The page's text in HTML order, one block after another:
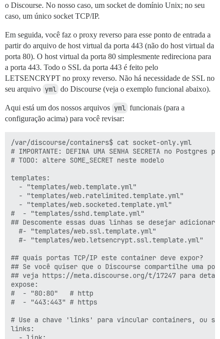
o Discourse. No nosso caso, um socket de domínio Unix; no seu
caso, um único socket TCP/IP.
Em seguida, você faz o proxy reverso para esse ponto de entrada a
partir do arquivo de host virtual da porta 443 (não do host virtual da
porta 80). O host virtual da porta 80 simplesmente redireciona para
a porta 443. Todo o SSL da porta 443 é feito pelo
LETSENCRYPT no proxy reverso. Não há necessidade de SSL no
seu arquivo yml do Discourse (veja o exemplo funcional abaixo).
Aqui está um dos nossos arquivos yml funcionais (para a
configuração acima) para você revisar:
/var/discourse/containers$ cat socket-only.yml
# IMPORTANTE: DEFINA UMA SENHA SECRETA no
# TODO: altere SOME_SECRET neste modelo
templates:
  - "templates/web.template.yml"
  - "templates/web.ratelimited.template.yml"
  - "templates/web.socketed.template.yml"
#  - "templates/sshd.template.yml"
## Descomente essas duas linhas se desejar
  #- "templates/web.ssl.template.yml"
  #- "templates/web.letsencrypt.ssl.template.yml"
## quais portas TCP/IP este container deve expor?
## Se você quiser que o Discourse compartilhe uma
## veja https://meta.discourse.org/t/17247 para
expose:
#  - "80:80"   # http
#  - "443:443" # https
# Use a chave 'links' para vincular containers, ou
links: